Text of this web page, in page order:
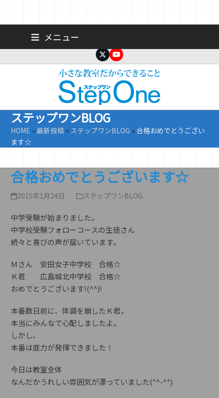
メニュー
TwitterYouTube
ステップワンBLOG
HOME »最新投稿 » ステップワンBLOG »合格おめでとうござい
ます☆
合格おめでとうございます☆
2015年1月24日 ステップワンBLOG
中学受験が始まりました。
中学校受験フォローコースの生徒さん
続々と喜びの声が届いています。
Ｍさん 安田女子中学校 合格☆
Ｋ君 広島城北中学校 合格☆
おめでとうございます!(^^)!
本番数日前に、体調を崩したＫ君。
本当にみんなで心配しましたよ。
しかし、
本番は底力が発揮できました！
今日は教室全体
なんだかうれしい雰囲気が漂っていました(*^-^*)